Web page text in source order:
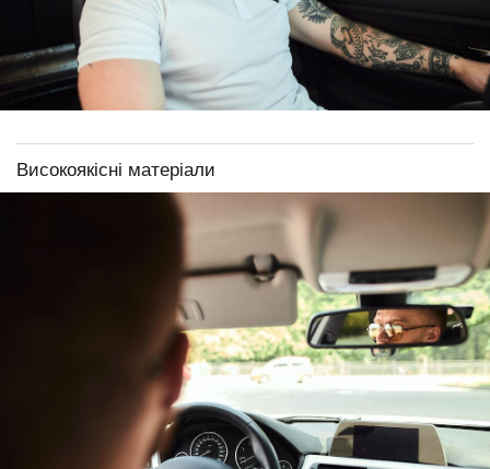
Високоякісні матеріали